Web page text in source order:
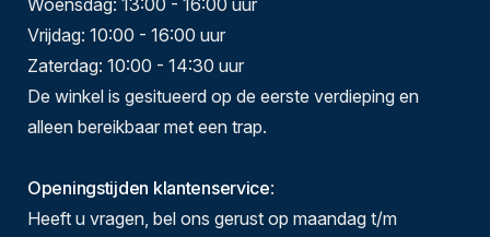
Woensdag: 13:00 - 16:00 uur
Vrijdag: 10:00 - 16:00 uur
Zaterdag: 10:00 - 14:30 uur
De winkel is gesitueerd op de eerste verdieping en
alleen bereikbaar met een trap.
Openingstijden klantenservice:
Heeft u vragen, bel ons gerust op maandag t/m